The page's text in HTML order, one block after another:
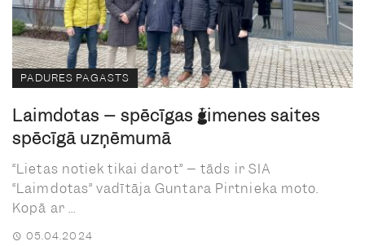
PADURES PAGASTS
Laimdotas – spēcīgas ģimenes saites
spēcīgā uzņēmumā
“Lietas notiek tikai darot” – tāds ir SIA
“Laimdotas” vadītāja Guntara Pirtnieka moto.
Kopā ar ...
05.04.2024